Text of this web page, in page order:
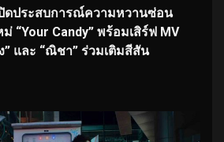
ปิดประสบการณ์ความหวานซ่อน
ม่ “Your Candy” พร้อมเสิร์ฟ MV
” และ “ณิชา” ร่วมเติมสีสัน